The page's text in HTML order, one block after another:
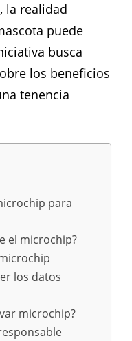
la realidad
puede
busca
los beneficios
tenencia
para
el microchip?
los datos
microchip?